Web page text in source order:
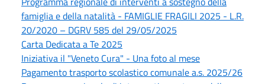
famiglia e della natalità - FAMIGLIE FRAGILI 2025 - L.R.
20/2020 – DGRV 585 del 29/05/2025
Carta Dedicata a Te 2025
Iniziativa il "Veneto Cura" - Una foto al mese
Pagamento trasporto scolastico comunale a.s. 2025/26